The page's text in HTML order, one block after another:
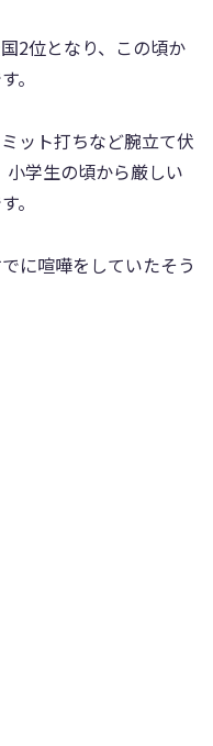
2位となり、この頃か
。
ット打ちなど腕立て伏
学生の頃から厳しい
。
に喧嘩をしていたそう